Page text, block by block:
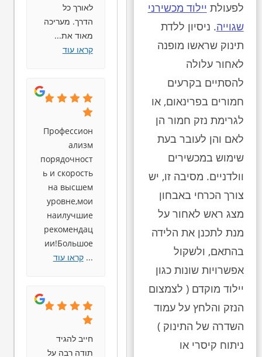
לפעולת יילוד מכשירני
שגוייה. ניסיון ללדת
תינוק שראשו מופנה
לאחור עלולה
להסתיים בקרעים
חמורים בפרינאום, או
לגרימת נזק חמור הן
לאם והן לעובר בעת
שימוש במכשירים
וולדניים. מסיבה זו, יש
צורך הכרחי באבחון
מצג ראש לאחור על
מנת לתכנן את הלידה
בהתאם, ולשקול
אפשרויות שונות כגון
יילוד מוקדם ( לצמצום
הנזק והלחץ על עמוד
השדרה של התינוק )
ניתוח קיסרי או
לאורך כל
הדרך. מעריכה
מאוד את...
קראו עוד
Профессион
ализм
порядочност
ь и скорость
на высшем
уровне,мои
наилучшие
рекомендац
ии!Большое
...קראו עוד
חייב להגיד
תודה רבה על